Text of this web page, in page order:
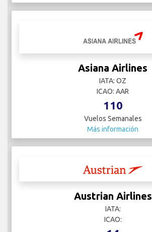
Asiana Airlines
IATA: OZ
ICAO: AAR
110
Vuelos Semanales
Más información
Austrian Airlines
IATA:
ICAO: